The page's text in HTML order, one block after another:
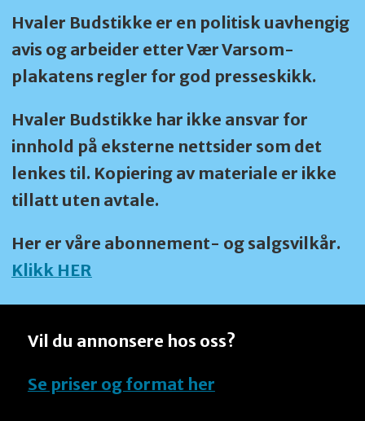
Hvaler Budstikke er en politisk uavhengig
avis og arbeider etter Vær Varsom-
plakatens regler for god presseskikk.
Hvaler Budstikke har ikke ansvar for
innhold på eksterne nettsider som det
lenkes til. Kopiering av materiale er ikke
tillatt uten avtale.
Her er våre abonnement- og salgsvilkår.
Klikk HER
Vil du annonsere hos oss?
Se priser og format her